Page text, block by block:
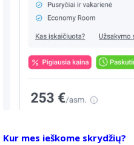
Kur mes ieškome skrydžių?